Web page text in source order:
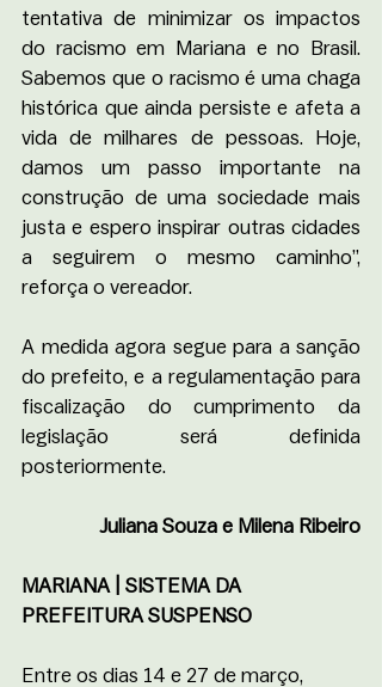
tentativa de minimizar os impactos
do racismo em Mariana e no Brasil.
Sabemos que o racismo é uma chaga
histórica que ainda persiste e afeta a
vida de milhares de pessoas. Hoje,
damos um passo importante na
construção de uma sociedade mais
justa e espero inspirar outras cidades
a seguirem o mesmo caminho”,
reforça o vereador.
A medida agora segue para a sanção
do prefeito, e a regulamentação para
fiscalização do cumprimento da
legislação será definida
posteriormente.
Juliana Souza e Milena Ribeiro
MARIANA | SISTEMA DA
PREFEITURA SUSPENSO
Entre os dias 14 e 27 de março,